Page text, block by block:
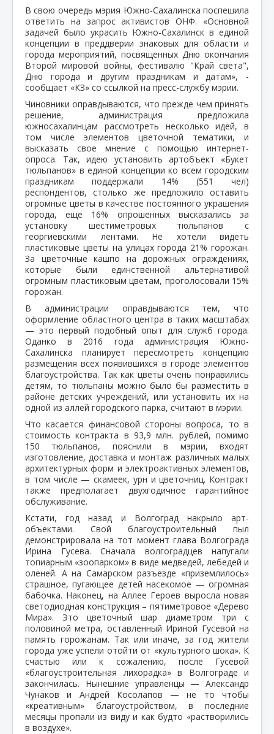
В свою очередь мэрия Южно-Сахалинска поспешила
ответить на запрос активистов ОНФ. «Основной
задачей было украсить Южно-Сахалинск в единой
концепции в преддверии знаковых для области и
города мероприятий, посвященных Дню окончания
Второй мировой войны, фестивалю "Край света",
Дню города и другим праздникам и датам», -
сообщает «КЗ» со ссылкой на пресс-службу мэрии.
Чиновники оправдываются, что прежде чем принять
решение, администрация предложила
южносахалинцам рассмотреть несколько идей, в
том числе элементов цветочной тематики, и
высказать свое мнение с помощью интернет-
опроса. Так, идею установить артобъект «Букет
тюльпанов» в единой концепции ко всем городским
праздникам поддержали 14% (551 чел)
респондентов, столько же предложило оставить
огромные цветы в качестве постоянного украшения
города, еще 16% опрошенных высказались за
установку шестиметровых тюльпанов с
георгиевскими лентами. Не хотели видеть
пластиковые цветы на улицах города 21% горожан.
За цветочные кашпо на дорожных ограждениях,
которые были единственной альтернативой
огромным пластиковым цветам, проголосовали 15%
горожан.
В администрации оправдываются тем, что
оформление областного центра в таких масштабах
— это первый подобный опыт для служб города.
Оданко в 2016 года администрация Южно-
Сахалинска планирует пересмотреть концепцию
размещения всех появившихся в городе элементов
благоустройства. Так как цветы очень понравились
детям, то тюльпаны можно было бы разместить в
районе детских учреждений, или установить их на
одной из аллей городского парка, считают в мэрии.
Что касается финансовой стороны вопроса, то в
стоимость контракта в 93,9 млн. рублей, помимо
150 тюльпанов, пояснили в мэрии, входят
изготовление, доставка и монтаж различных малых
архитектурных форм и электроактивных элементов,
в том числе — скамеек, урн и цветочниц. Контракт
также предполагает двухгодичное гарантийное
обслуживание.
Кстати, год назад и Волгоград накрыло арт-
объектами. Свой благоустроительный пыл
демонстрировала на тот момент глава Волгограда
Ирина Гусева. Сначала волгоградцев напугали
топиарным «зоопарком» в виде медведей, лебедей и
оленей. А на Самарском разъезде «приземлилось»
страшное, пугающее детей насекомое — огромная
бабочка. Наконец, на Аллее Героев выросла новая
светодиодная конструкция – пятиметровое «Дерево
Мира». Это цветочный шар диаметром три с
половиной метра, оставленный Ириной Гусевой на
память горожанам. Так или иначе, за год жители
города уже успели отойти от «культурного шока». К
счастью или к сожалению, после Гусевой
«благоустроительная лихорадка» в Волгограде и
закончилась. Нынешние управленцы — Александр
Чунаков и Андрей Косолапов — не то чтобы
«креативным» благоустройством, в последние
месяцы пропали из виду и как будто «растворились
в воздухе».